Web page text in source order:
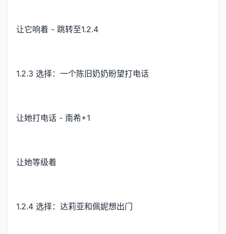
让它响着 - 跳转至1.2.4
1.2.3 选择：一个陈旧奶奶盼望打电话
让她打电话 - 南希+1
让她等级着
1.2.4 选择：达莉亚和佩妮想出门